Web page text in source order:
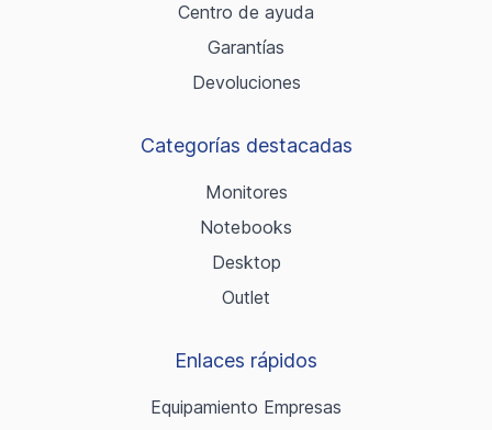
Centro de ayuda
Garantías
Devoluciones
Categorías destacadas
Monitores
Notebooks
Desktop
Outlet
Enlaces rápidos
Equipamiento Empresas